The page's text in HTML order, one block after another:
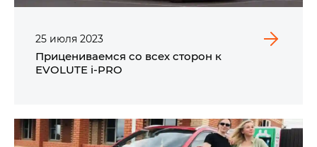
25 июля 2023
Прицениваемся со всех сторон к
EVOLUTE i‑PRO